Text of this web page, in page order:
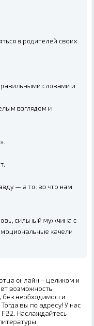
в родителей своих
словами и
взглядом и
— а то, во что нам
сильный мужчина с
качели
онлайн – целиком и
возможность
без необходимости
вы по адресу! У нас
Наслаждайтесь